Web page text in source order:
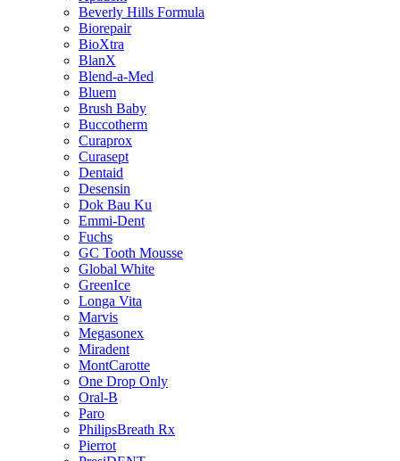
Beverly Hills Formula
Biorepair
BioXtra
BlanX
Blend-a-Med
Bluem
Brush Baby
Buccotherm
Curaprox
Curasept
Dentaid
Desensin
Dok Bau Ku
Emmi-Dent
Fuchs
GC Tooth Mousse
Global White
GreenIce
Longa Vita
Marvis
Megasonex
Miradent
MontCarotte
One Drop Only
Oral-B
Paro
PhilipsBreath Rx
Pierrot